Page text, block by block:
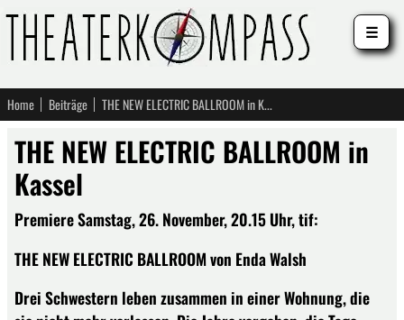
Home Beiträge THE NEW ELECTRIC BALLROOM in Kassel
THE NEW ELECTRIC BALLROOM in
Kassel
Premiere Samstag, 26. November, 20.15 Uhr, tif:
THE NEW ELECTRIC BALLROOM von Enda Walsh
Drei Schwestern leben zusammen in einer Wohnung, die
☰